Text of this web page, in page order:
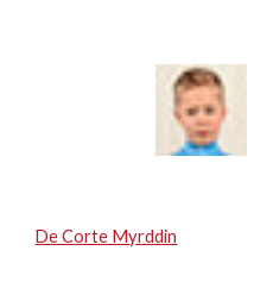
De Corte Myrddin